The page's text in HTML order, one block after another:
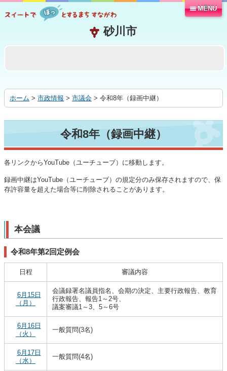
る
MENU
ホーム > 市政情報 > 市議会 > 令和8年（録画中継）
令和8年（録画中継）
各リンクからYouTube（ユーチューブ）に移動します。
録画中継はYouTube（ユーチューブ）の規定分のみ保存されますので、保
存許容量を超えた場合等に削除されることがあります。
本会議
令和8年第2回定例会
日程 審議内容
6月15日
（月）
会議録署名議員指名、会期の決定、主要行政報告、教育
行政報告、報告1～2号、
議案審議1～3、5～6号
6月16日
（火）
一般質問(3名)
6月17日
（水）
一般質問(4名)